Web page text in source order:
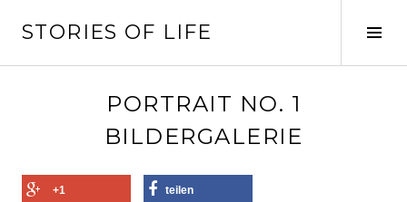
zumSTORIES OF LIFE
PORTRAIT NO. 1
BILDERGALERIE
+1 teilen